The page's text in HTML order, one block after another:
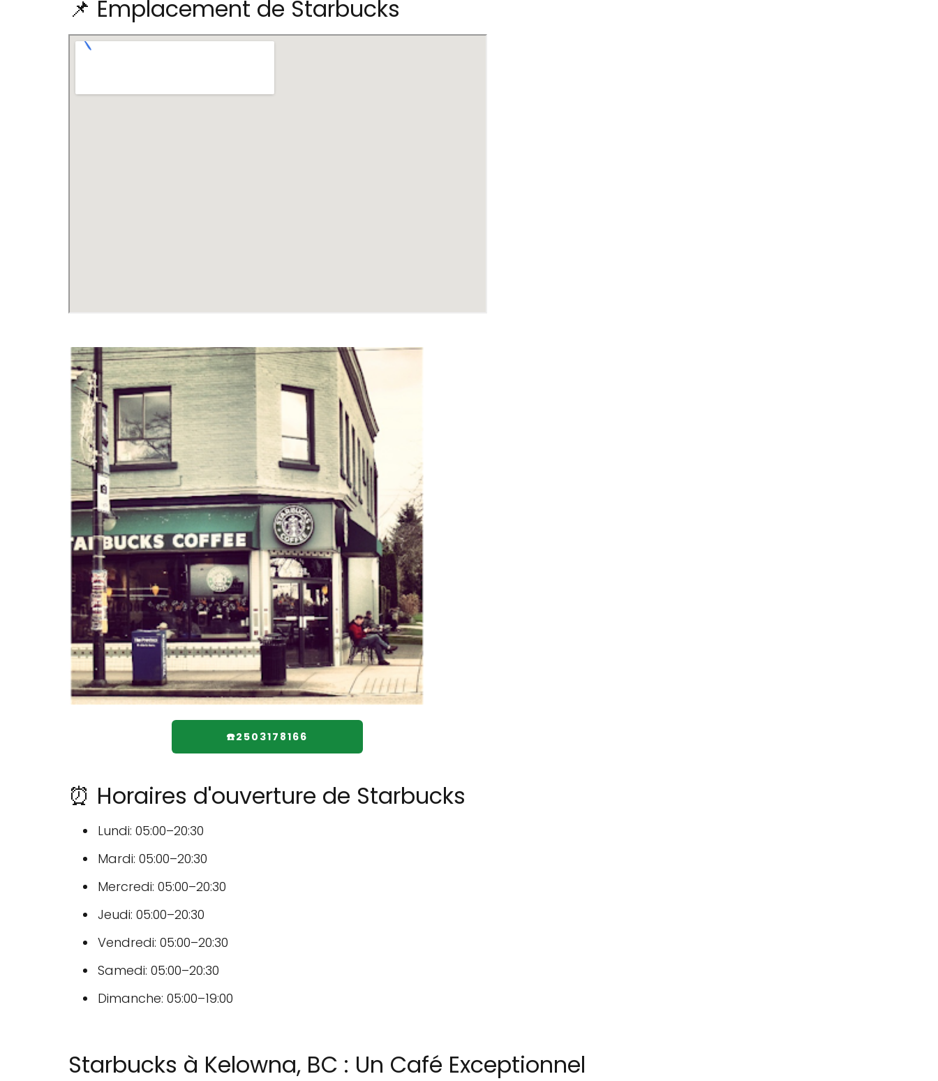
📌 Emplacement de Starbucks
☎️2503178166
⏰ Horaires d'ouverture de Starbucks
Lundi: 05:00–20:30
Mardi: 05:00–20:30
Mercredi: 05:00–20:30
Jeudi: 05:00–20:30
Vendredi: 05:00–20:30
Samedi: 05:00–20:30
Dimanche: 05:00–19:00
Starbucks à Kelowna, BC : Un Café Exceptionnel